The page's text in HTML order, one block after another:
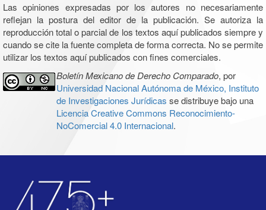
Las opiniones expresadas por los autores no necesariamente
reflejan la postura del editor de la publicación. Se autoriza la
reproducción total o parcial de los textos aquí publicados siempre y
cuando se cite la fuente completa de forma correcta. No se permite
utilizar los textos aquí publicados con fines comerciales.
Boletín Mexicano de Derecho Comparado, por
Universidad Nacional Autónoma de México, Instituto
de Investigaciones Jurídicas se distribuye bajo una
Licencia Creative Commons Reconocimiento-
NoComercial 4.0 Internacional.